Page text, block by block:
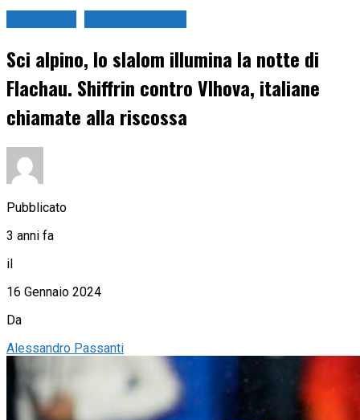
Sci alpino, lo slalom illumina la notte di
Flachau. Shiffrin contro Vlhova, italiane
chiamate alla riscossa
Pubblicato
3 anni fa
il
16 Gennaio 2024
Da
Alessandro Passanti